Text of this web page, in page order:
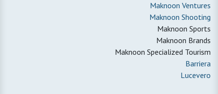
Maknoon Ventures
Maknoon Shooting
Maknoon Sports
Maknoon Brands
Maknoon Specialized Tourism
Barriera
Lucevero